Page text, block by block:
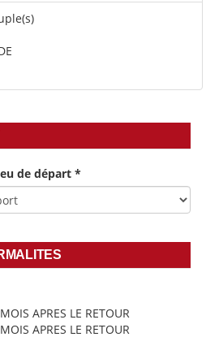
de départ *
APRES LE RETOUR
APRES LE RETOUR